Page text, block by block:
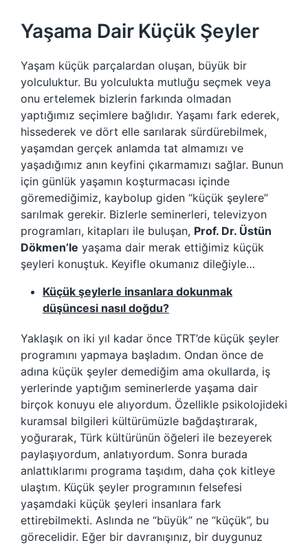
Yaşama Dair Küçük Şeyler
Yaşam küçük parçalardan oluşan, büyük bir
yolculuktur. Bu yolculukta mutluğu seçmek veya
onu ertelemek bizlerin farkında olmadan
yaptığımız seçimlere bağlıdır. Yaşamı fark ederek,
hissederek ve dört elle sarılarak sürdürebilmek,
yaşamdan gerçek anlamda tat almamızı ve
yaşadığımız anın keyfini çıkarmamızı sağlar. Bunun
için günlük yaşamın koşturmacası içinde
göremediğimiz, kaybolup giden “küçük şeylere’’
sarılmak gerekir. Bizlerle seminerleri, televizyon
programları, kitapları ile buluşan, Prof. Dr. Üstün
Dökmen’le yaşama dair merak ettiğimiz küçük
şeyleri konuştuk. Keyifle okumanız dileğiyle…
Küçük şeylerle insanlara dokunmak
düşüncesi nasıl doğdu?
Yaklaşık on iki yıl kadar önce TRT’de küçük şeyler
programını yapmaya başladım. Ondan önce de
adına küçük şeyler demediğim ama okullarda, iş
yerlerinde yaptığım seminerlerde yaşama dair
birçok konuyu ele alıyordum. Özellikle psikolojideki
kuramsal bilgileri kültürümüzle bağdaştırarak,
yoğurarak, Türk kültürünün öğeleri ile bezeyerek
paylaşıyordum, anlatıyordum. Sonra burada
anlattıklarımı programa taşıdım, daha çok kitleye
ulaştım. Küçük şeyler programının felsefesi
yaşamdaki küçük şeyleri insanlara fark
ettirebilmekti. Aslında ne “büyük” ne “küçük”, bu
görecelidir. Eğer bir davranışınız, bir duygunuz